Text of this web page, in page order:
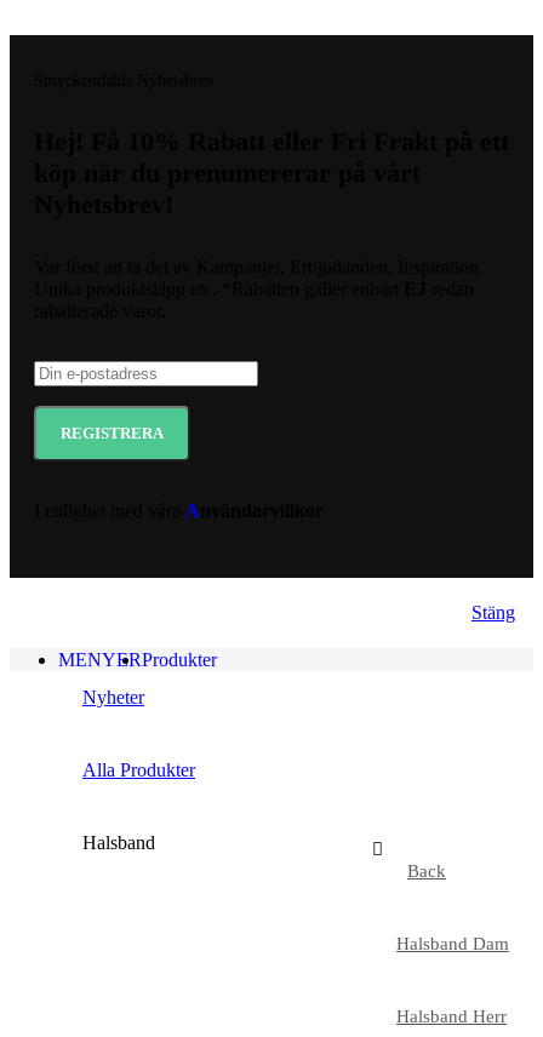
A
Stäng
MENYERProdukter
Nyheter
Alla Produkter
Halsband
Back
Halsband Dam
Halsband Herr